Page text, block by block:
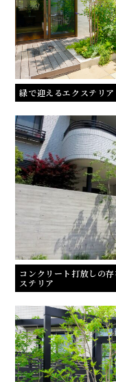
緑で迎えるエクステリ
コンクリート打放しの
ステリア